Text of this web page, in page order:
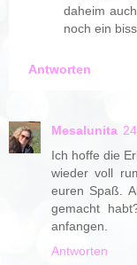
daheim
noch ein
Antworten
Mesalunita
Ich hoffe die
wieder voll
euren Spaß.
gemacht
anfangen.
Antworten